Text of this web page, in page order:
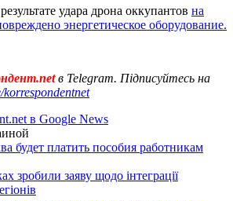
удара дрона оккупантов на
энергетическое оборудование.
в Telegram. Підписуйтесь на
korrespondentnet
в Google News
будет платить пособия работникам
зробили заяву щодо інтеграції